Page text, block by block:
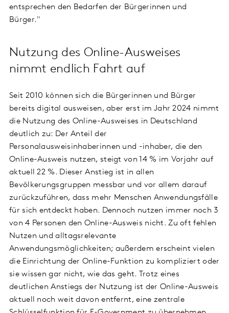
entsprechen den Bedarfen der Bürgerinnen und
Bürger."
Nutzung des Online-Ausweises
nimmt endlich Fahrt auf
Seit 2010 können sich die Bürgerinnen und Bürger
bereits digital ausweisen, aber erst im Jahr 2024 nimmt
die Nutzung des Online-Ausweises in Deutschland
deutlich zu: Der Anteil der
Personalausweisinhaberinnen und -inhaber, die den
Online-Ausweis nutzen, steigt von 14 % im Vorjahr auf
aktuell 22 %. Dieser Anstieg ist in allen
Bevölkerungsgruppen messbar und vor allem darauf
zurückzuführen, dass mehr Menschen Anwendungsfälle
für sich entdeckt haben. Dennoch nutzen immer noch 3
von 4 Personen den Online-Ausweis nicht. Zu oft fehlen
Nutzen und alltagsrelevante
Anwendungsmöglichkeiten; außerdem erscheint vielen
die Einrichtung der Online-Funktion zu kompliziert oder
sie wissen gar nicht, wie das geht. Trotz eines
deutlichen Anstiegs der Nutzung ist der Online-Ausweis
aktuell noch weit davon entfernt, eine zentrale